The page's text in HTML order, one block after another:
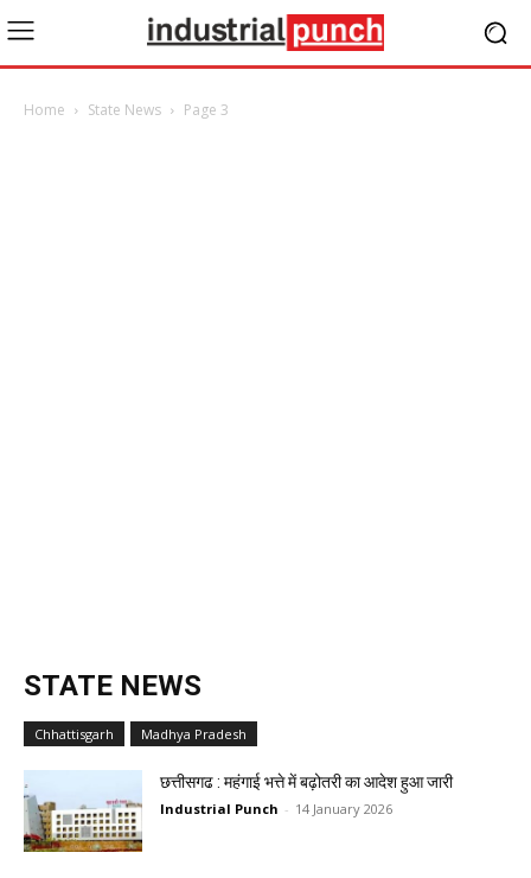
Home State News Page 3
STATE NEWS
Chhattisgarh Madhya Pradesh
छत्तीसगढ : महंगाई भत्ते में बढ़ोतरी का आदेश हुआ जारी
Industrial Punch - 14 January 2026